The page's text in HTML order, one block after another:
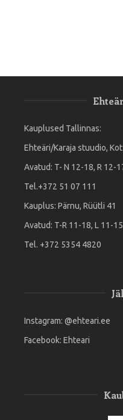
Kauplused Tallinnas:
Ehteäri/Karaja stuudio,
Avatud: T- N 12-18, R 12-
Tel.+372 51 07 111
Kauplus: Pärnu, Rüütli 41
Avatud: T-R 11-18, L 11-15
Tel. +372 5354 4820
Instagram: @ehteari.ee
Facebook: Ehteari